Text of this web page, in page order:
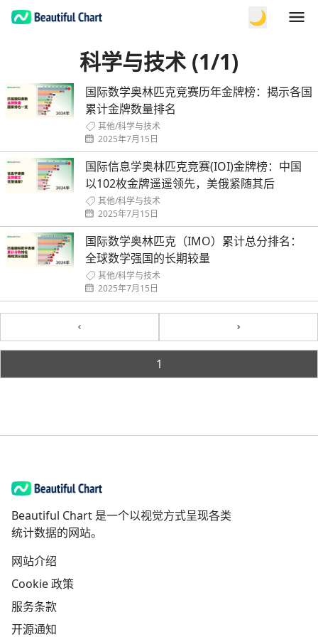
🌙
科学与技术 (1/1)
国际数学奥林匹克竞赛历年金牌榜：揭示各国
累计金牌数量排名
其他/科学与技术
2025年7月15日
国际信息学奥林匹克竞赛(IOI)金牌榜：中国
以102枚金牌遥遥领先，美俄紧随其后
其他/科学与技术
2025年7月15日
国际数学奥林匹克（IMO）累计总分排名：
全球数学强国的长期较量
其他/科学与技术
2025年7月15日
Previous
Next
1
Beautiful Chart 是一个以视觉方式呈现各类
统计数据的网站。
网站介绍
Cookie 政策
服务条款
开源通知